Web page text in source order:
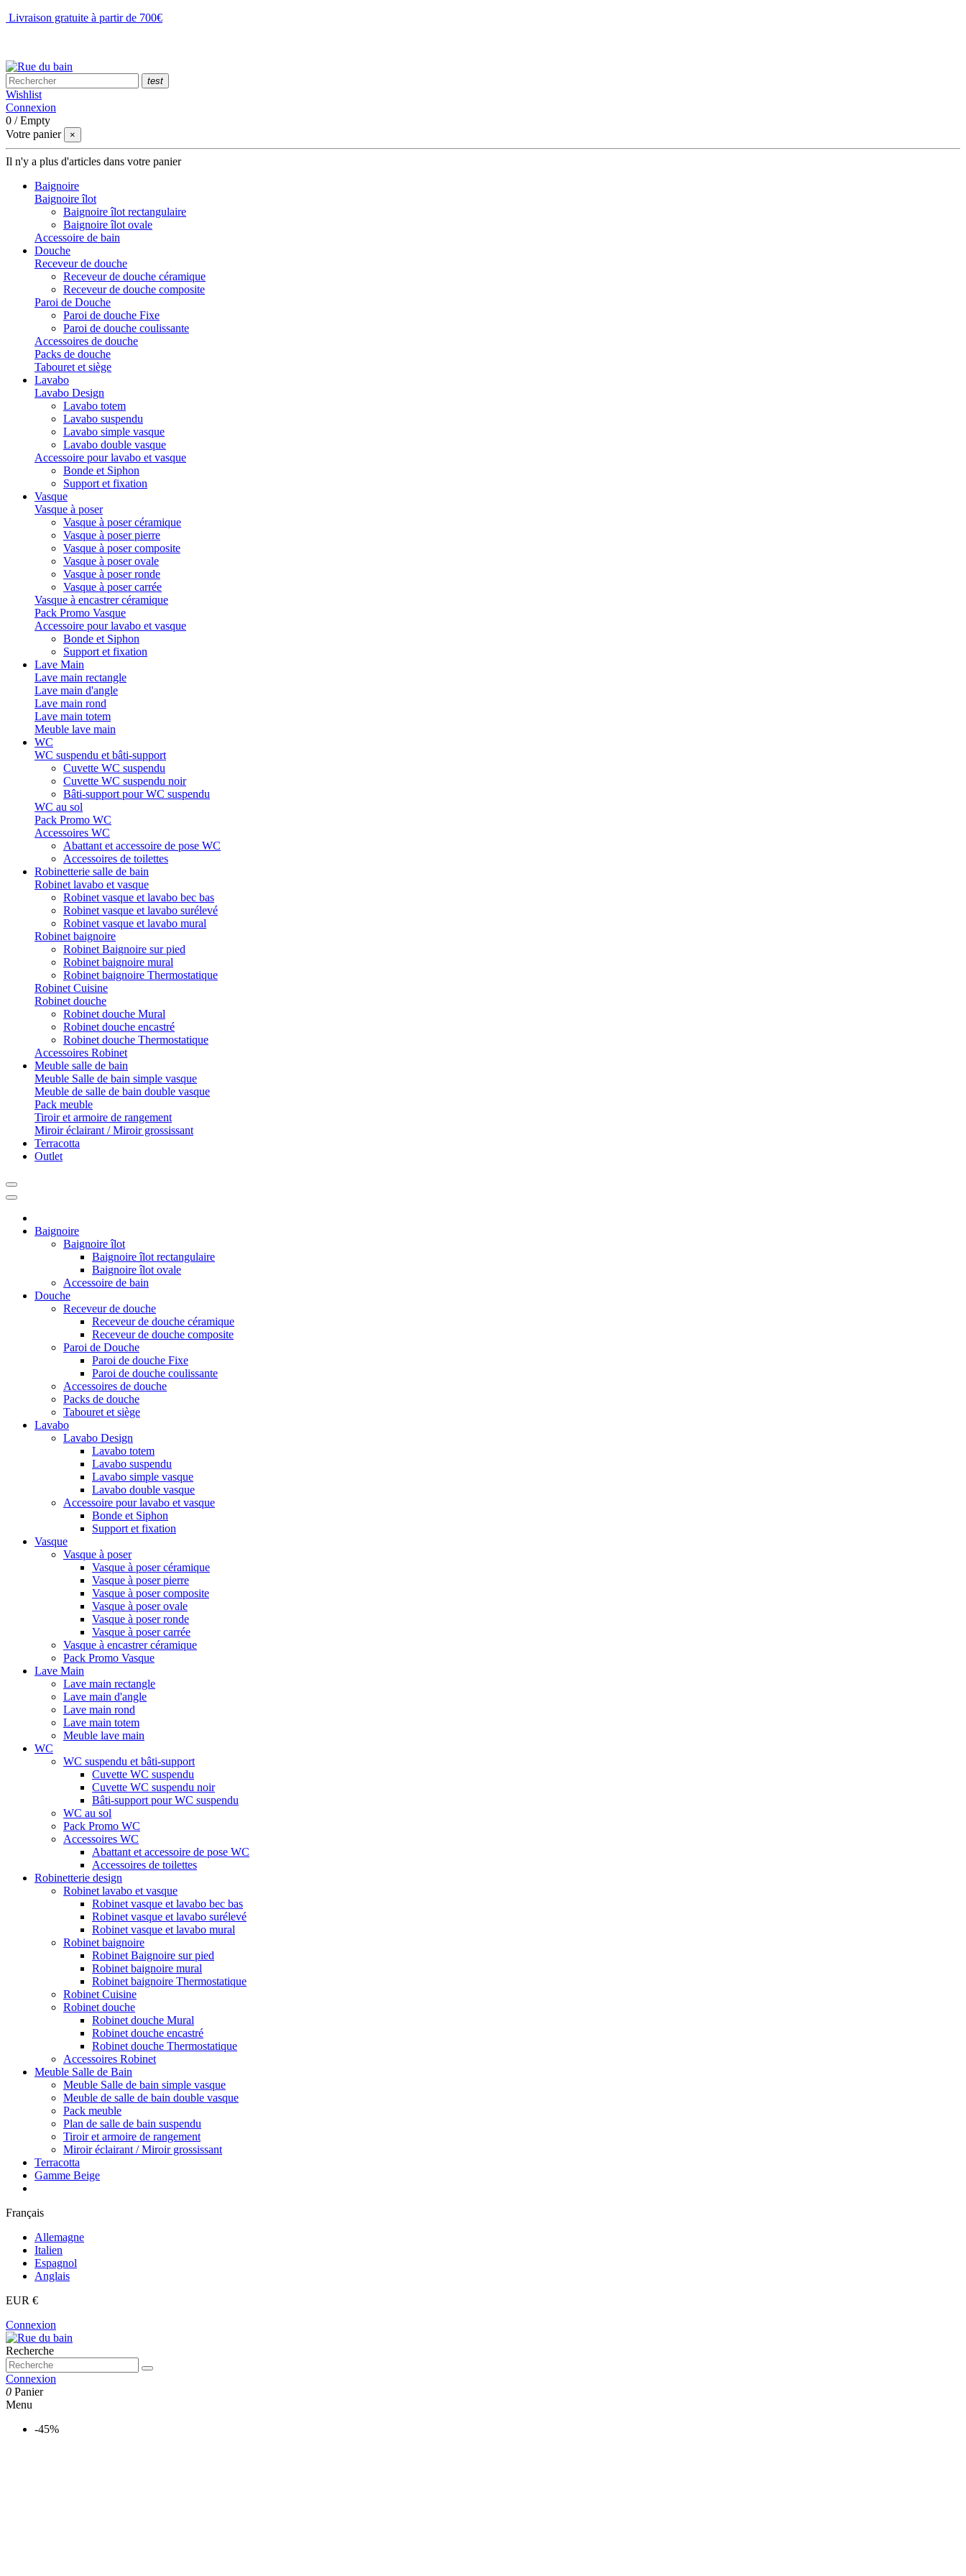
Livraison gratuite à partir de 700€
test
Wishlist
Connexion
0 /Empty
Votre panier
×
Il n'y a plus d'articles dans votre panier
Baignoire
Baignoire îlot
Baignoire îlot rectangulaire
Baignoire îlot ovale
Accessoire de bain
Douche
Receveur de douche
Receveur de douche céramique
Receveur de douche composite
Paroi de Douche
Paroi de douche Fixe
Paroi de douche coulissante
Accessoires de douche
Packs de douche
Tabouret et siège
Lavabo
Lavabo Design
Lavabo totem
Lavabo suspendu
Lavabo simple vasque
Lavabo double vasque
Accessoire pour lavabo et vasque
Bonde et Siphon
Support et fixation
Vasque
Vasque à poser
Vasque à poser céramique
Vasque à poser pierre
Vasque à poser composite
Vasque à poser ovale
Vasque à poser ronde
Vasque à poser carrée
Vasque à encastrer céramique
Pack Promo Vasque
Accessoire pour lavabo et vasque
Bonde et Siphon
Support et fixation
Lave Main
Lave main rectangle
Lave main d'angle
Lave main rond
Lave main totem
Meuble lave main
WC
WC suspendu et bâti-support
Cuvette WC suspendu
Cuvette WC suspendu noir
Bâti-support pour WC suspendu
WC au sol
Pack Promo WC
Accessoires WC
Abattant et accessoire de pose WC
Accessoires de toilettes
Robinetterie salle de bain
Robinet lavabo et vasque
Robinet vasque et lavabo bec bas
Robinet vasque et lavabo surélevé
Robinet vasque et lavabo mural
Robinet baignoire
Robinet Baignoire sur pied
Robinet baignoire mural
Robinet baignoire Thermostatique
Robinet Cuisine
Robinet douche
Robinet douche Mural
Robinet douche encastré
Robinet douche Thermostatique
Accessoires Robinet
Meuble salle de bain
Meuble Salle de bain simple vasque
Meuble de salle de bain double vasque
Pack meuble
Tiroir et armoire de rangement
Miroir éclairant / Miroir grossissant
Terracotta
Outlet
Baignoire
Baignoire îlot
Baignoire îlot rectangulaire
Baignoire îlot ovale
Accessoire de bain
Douche
Receveur de douche
Receveur de douche céramique
Receveur de douche composite
Paroi de Douche
Paroi de douche Fixe
Paroi de douche coulissante
Accessoires de douche
Packs de douche
Tabouret et siège
Lavabo
Lavabo Design
Lavabo totem
Lavabo suspendu
Lavabo simple vasque
Lavabo double vasque
Accessoire pour lavabo et vasque
Bonde et Siphon
Support et fixation
Vasque
Vasque à poser
Vasque à poser céramique
Vasque à poser pierre
Vasque à poser composite
Vasque à poser ovale
Vasque à poser ronde
Vasque à poser carrée
Vasque à encastrer céramique
Pack Promo Vasque
Lave Main
Lave main rectangle
Lave main d'angle
Lave main rond
Lave main totem
Meuble lave main
WC
WC suspendu et bâti-support
Cuvette WC suspendu
Cuvette WC suspendu noir
Bâti-support pour WC suspendu
WC au sol
Pack Promo WC
Accessoires WC
Abattant et accessoire de pose WC
Accessoires de toilettes
Robinetterie design
Robinet lavabo et vasque
Robinet vasque et lavabo bec bas
Robinet vasque et lavabo surélevé
Robinet vasque et lavabo mural
Robinet baignoire
Robinet Baignoire sur pied
Robinet baignoire mural
Robinet baignoire Thermostatique
Robinet Cuisine
Robinet douche
Robinet douche Mural
Robinet douche encastré
Robinet douche Thermostatique
Accessoires Robinet
Meuble Salle de Bain
Meuble Salle de bain simple vasque
Meuble de salle de bain double vasque
Pack meuble
Plan de salle de bain suspendu
Tiroir et armoire de rangement
Miroir éclairant / Miroir grossissant
Terracotta
Gamme Beige
Français
Allemagne
Italien
Espagnol
Anglais
EUR €
Connexion
Recherche
Connexion
0 Panier
Menu
-45%